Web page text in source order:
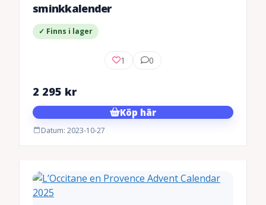
sminkkalender
✓ Finns i lager
1 0
2 295 kr
Köp här
Datum: 2023-10-27